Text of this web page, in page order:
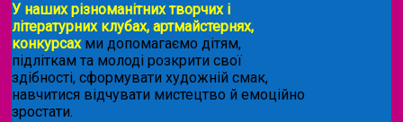
У наших різноманітних творчих і
літературних клубах, артмайстернях,
конкурсахми допомагаємо дітям,
підліткам та молоді розкрити свої
здібності, сформувати художній смак,
навчитися відчувати мистецтво й емоційно
зростати.